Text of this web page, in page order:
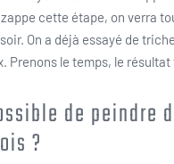
cette étape, on verra
On a déjà essayé de
Prenons le temps, le résultat
de peindre
?